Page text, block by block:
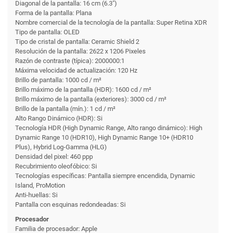
Diagonal de la pantalla: 16 cm (6.3")
Forma de la pantalla: Plana
Nombre comercial de la tecnología de la pantalla: Super Retina XDR
Tipo de pantalla: OLED
Tipo de cristal de pantalla: Ceramic Shield 2
Resolución de la pantalla: 2622 x 1206 Pixeles
Razón de contraste (típica): 2000000:1
Máxima velocidad de actualización: 120 Hz
Brillo de pantalla: 1000 cd / m²
Brillo máximo de la pantalla (HDR): 1600 cd / m²
Brillo máximo de la pantalla (exteriores): 3000 cd / m²
Brillo de la pantalla (mín.): 1 cd / m²
Alto Rango Dinámico (HDR): Si
Tecnología HDR (High Dynamic Range, Alto rango dinámico): High
Dynamic Range 10 (HDR10), High Dynamic Range 10+ (HDR10
Plus), Hybrid Log-Gamma (HLG)
Densidad del pixel: 460 ppp
Recubrimiento oleofóbico: Si
Tecnologías específicas: Pantalla siempre encendida, Dynamic
Island, ProMotion
Anti-huellas: Si
Pantalla con esquinas redondeadas: Si
Procesador
Familia de procesador: Apple